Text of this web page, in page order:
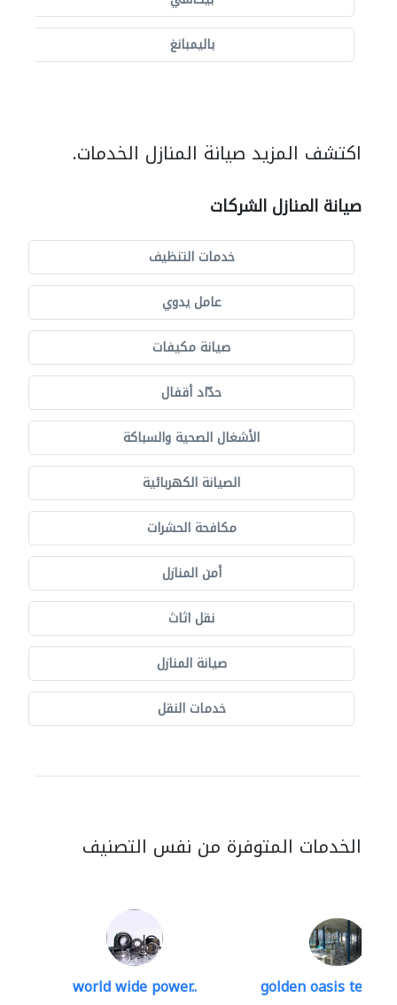
باليمبانغ
اكتشف المزيد صيانة المنازل الخدمات.
صيانة المنازل الشركات
خدمات التنظيف
عامل يدوي
صيانة مكيفات
حدّاد أقفال
الأشغال الصحية والسباكة
الصيانة الكهربائية
مكافحة الحشرات
أمن المنازل
نقل اثاث
صيانة المنازل
خدمات النقل
الخدمات المتوفرة من نفس التصنيف
world wide power.. golden oasis